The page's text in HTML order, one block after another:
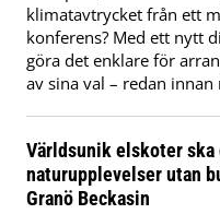
klimatavtrycket från ett
konferens? Med ett nytt
göra det enklare för
av sina val – redan
Världsunik elskoter ska
naturupplevelser utan
Granö Beckasin